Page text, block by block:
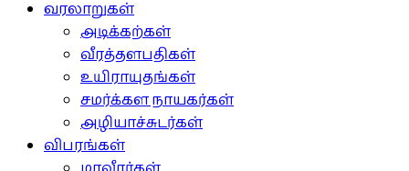
வரலாறுகள்
அடிக்கற்கள்
வீரத்தளபதிகள்
உயிராயுதங்கள்
சமர்க்கள நாயகர்கள்
அழியாச்சுடர்கள்
விபரங்கள்